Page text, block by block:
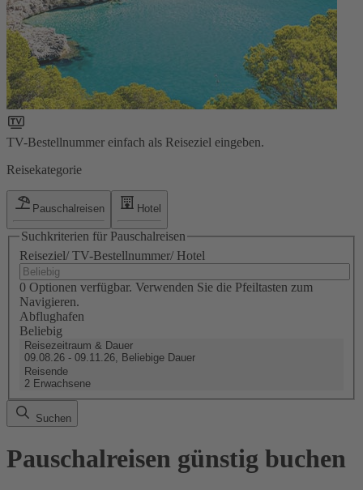
TV-Bestellnummer einfach als Reiseziel eingeben.
Reisekategorie
Pauschalreisen Hotel
Suchkriterien für Pauschalreisen
Reiseziel/ TV-Bestellnummer/ Hotel
0 Optionen verfügbar. Verwenden Sie die Pfeiltasten zum
Navigieren.
Abflughafen
Beliebig
Reisezeitraum & Dauer
09.08.26 - 09.11.26, Beliebige Dauer
Reisende
2 Erwachsene
Suchen
Pauschalreisen günstig buchen